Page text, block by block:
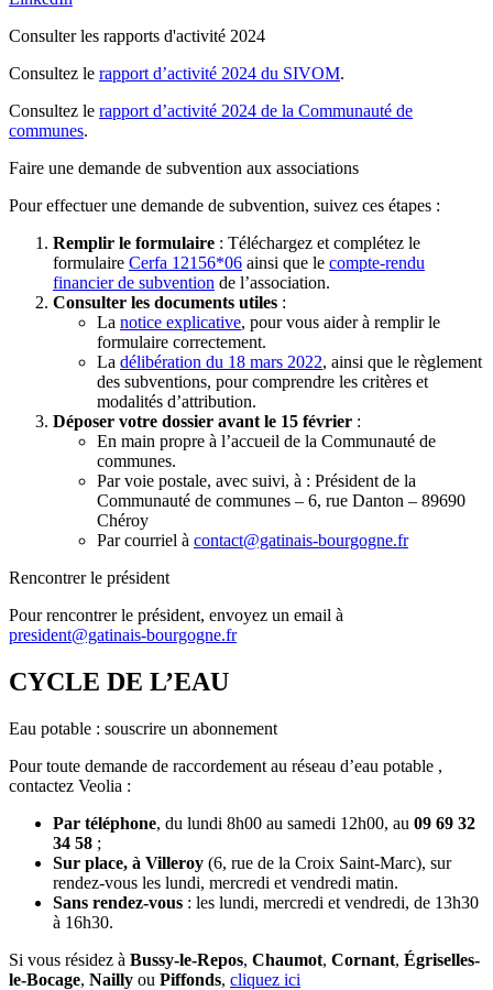
Consulter les rapports d'activité 2024
Consultez le rapport d’activité 2024 du SIVOM.
Consultez le rapport d’activité 2024 de la Communauté de
communes.
Faire une demande de subvention aux associations
Pour effectuer une demande de subvention, suivez ces étapes :
Remplir le formulaire : Téléchargez et complétez le
formulaire Cerfa 12156*06 ainsi que le compte-rendu
financier de subvention de l’association.
Consulter les documents utiles :
La notice explicative, pour vous aider à remplir le
formulaire correctement.
La délibération du 18 mars 2022, ainsi que le règlement
des subventions, pour comprendre les critères et
modalités d’attribution.
Déposer votre dossier avant le 15 février :
En main propre à l’accueil de la Communauté de
communes.
Par voie postale, avec suivi, à : Président de la
Communauté de communes – 6, rue Danton – 89690
Chéroy
Par courriel à contact@gatinais-bourgogne.fr
Rencontrer le président
Pour rencontrer le président, envoyez un email à
president@gatinais-bourgogne.fr
CYCLE DE L’EAU
Eau potable : souscrire un abonnement
Pour toute demande de raccordement au réseau d’eau potable ,
contactez Veolia :
Par téléphone, du lundi 8h00 au samedi 12h00, au 09 69 32
34 58 ;
Sur place, à Villeroy (6, rue de la Croix Saint-Marc), sur
rendez-vous les lundi, mercredi et vendredi matin.
Sans rendez-vous : les lundi, mercredi et vendredi, de 13h30
à 16h30.
Si vous résidez à Bussy-le-Repos, Chaumot, Cornant, Égriselles-
le-Bocage, Nailly ou Piffonds, cliquez ici